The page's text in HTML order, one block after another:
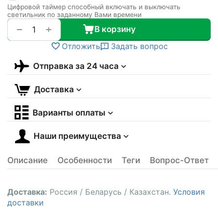
Цифровой таймер способный включать и выключать
светильник по заданному Вами времени
+
−
В корзину
Отложить
Задать вопрос
Отправка за 24 часа
Доставка
Варианты оплаты
Наши преимущества
Описание Особенности Теги Вопрос-Ответ
Доставка: Россия / Беларусь / Казахстан. Условия
доставки